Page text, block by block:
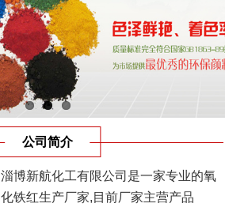
公司简介
淄博新航化工有限公司是一家专业的氧
化铁红生产厂家,目前厂家主营产品